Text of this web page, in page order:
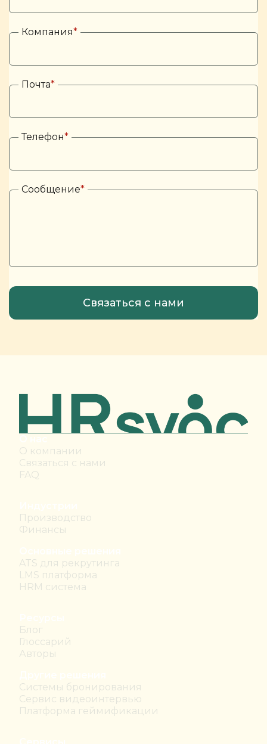
Компания*
Почта*
Телефон*
Сообщение*
О компании
Связаться с нами
FAQ
Производство
Финансы
ATS для рекрутинга
LMS платформа
HRM система
Блог
Глоссарий
Авторы
Системы бронирования
Сервис видеоинтервью
Платформа геймификации